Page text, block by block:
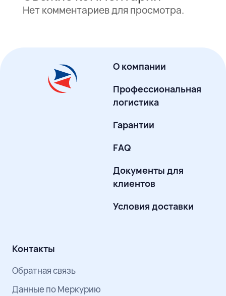
Нет комментариев для просмотра.
О компании
Профессиональная
логистика
Гарантии
FAQ
Документы для
клиентов
Условия доставки
Контакты
Обратная связь
Данные по Меркурию